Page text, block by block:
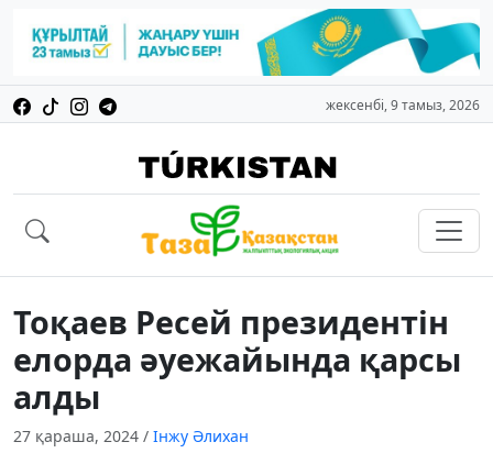
жексенбі, 9 тамыз, 2026
Тоқаев Ресей президентін
елорда әуежайында қарсы
алды
27 қараша, 2024 / Інжу Әлихан